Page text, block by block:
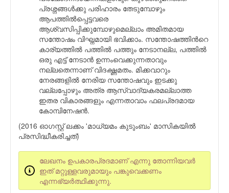
പ്രശ്നങ്ങള്‍ക്കു പരിഹാരം തേടുമ്പോഴും
ആപത്തില്‍പ്പെട്ടവരെ
ആശ്വസിപ്പിക്കുമ്പോഴുമെല്ലാം അമിതമായ
സന്തോഷം വിഘ്നമായി ഭവിക്കാം. സന്തോഷത്തിന്‍റെ
കാര്യത്തില്‍ പത്തില്‍ പത്തും നേടാനല്ല, പത്തില്‍
ഒരു എട്ട് നേടാന്‍ ഉന്നംവെക്കുന്നതാവും
നല്ലതെന്നാണ് വിദഗ്ദ്ധമതം. മിക്കവാറും
നേരങ്ങളില്‍ നേരിയ സന്തോഷവും ഇടക്കു
വല്ലപ്പോഴും അത്ര ആസ്വാദ്യകരമല്ലാത്ത
ഇതര വികാരങ്ങളും എന്നതാവാം ഫലപ്രദമായ
കോമ്പിനേഷന്‍.
(2016 ഓഗസ്റ്റ് ലക്കം 'മാധ്യമം കുടുംബം' മാസികയില്‍
പ്രസിദ്ധീകരിച്ചത്)
ലേഖനം ഉപകാരപ്രദമാണ് എന്നു തോന്നിയവര്‍
ഇത് മറ്റുള്ളവരുമായും പങ്കുവെക്കണം
എന്നഭ്യര്‍ത്ഥിക്കുന്നു.